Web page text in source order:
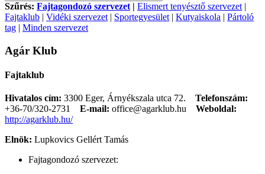
Szűrés: Fajtagondozó szervezet | Elismert tenyésztő szervezet |
Fajtaklub | Vidéki szervezet | Sportegyesület | Kutyaiskola | Pártoló
tag | Minden szervezet
Agár Klub
Fajtaklub
Hivatalos cím: 3300 Eger, Árnyékszala utca 72. Telefonszám:
+36-70/320-2731
E-mail: office@agarklub.hu
Weboldal:
http://agarklub.hu/
Elnök: Lupkovics Gellért Tamás
Fajtagondozó szervezet: